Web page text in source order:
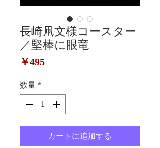
長崎凧文様コースター
／堅棒に眼竜
￥495価
数量 *
カートに追加する